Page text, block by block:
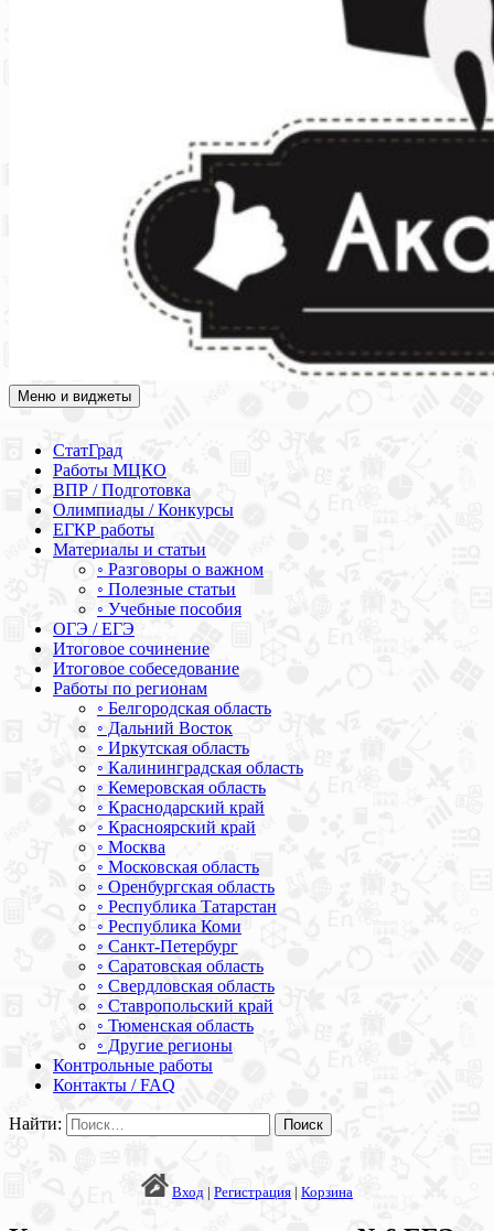
Академия СОВА
Подготовка к ЕГЭ, ОГЭ, ВПР, МЦКО, СтатГрад, КДР, ВОШ,
Меню и виджеты
СтатГрад
Работы МЦКО
ВПР / Подготовка
Олимпиады / Конкурсы
ЕГКР работы
Материалы и статьи
◦ Разговоры о важном
◦ Полезные статьи
◦ Учебные пособия
ОГЭ / ЕГЭ
Итоговое сочинение
Итоговое собеседование
Работы по регионам
◦ Белгородская область
◦ Дальний Восток
◦ Иркутская область
◦ Калининградская область
◦ Кемеровская область
◦ Краснодарский край
◦ Красноярский край
◦ Москва
◦ Московская область
◦ Оренбургская область
◦ Республика Татарстан
◦ Республика Коми
◦ Санкт-Петербург
◦ Саратовская область
◦ Свердловская область
◦ Ставропольский край
◦ Тюменская область
◦ Другие регионы
Контрольные работы
Контакты / FAQ
Найти:
Вход | Регистрация | Корзина